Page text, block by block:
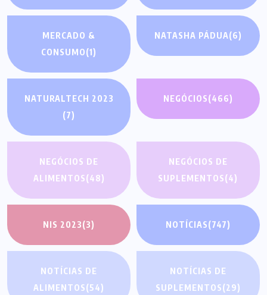
MERCADO &
CONSUMO(1)
NATASHA PÁDUA(6)
NATURALTECH 2023
(7)
NEGÓCIOS(466)
NEGÓCIOS DE
ALIMENTOS(48)
NEGÓCIOS DE
SUPLEMENTOS(4)
NIS 2023(3) NOTÍCIAS(747)
NOTÍCIAS DE
ALIMENTOS(54)
NOTÍCIAS DE
SUPLEMENTOS(29)